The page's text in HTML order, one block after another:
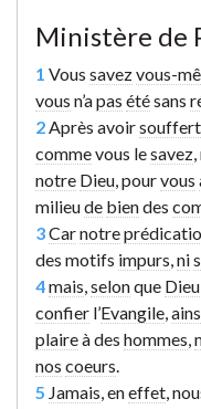
Ministère de
1 Vous savezvous-
vous n’apas étésans
2 Après avoirsouffert
commevous lesavez
notre Dieu , pourvous
milieude biendes
3Carnotre
des motifs impurs ni
4mais selonque Dieu
confier l’Evangile
plaireà des hommes
nos coeurs
5 Jamais , eneffet ,